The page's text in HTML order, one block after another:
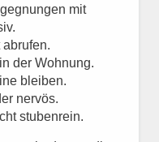
mit
der Wohnung.
bleiben.
nervös.
stubenrein.